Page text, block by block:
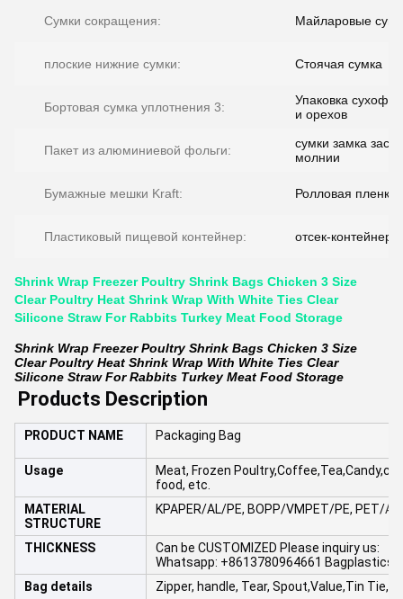
Сумки сокращения: Майларовые
плоские нижние сумки: Стоячая сумка
Бортовая сумка уплотнения 3:
Упаковка
и орехов
Пакет из алюминиевой фольги:
сумки замка
молнии
Бумажные мешки Kraft: Ролловая пленка
Пластиковый пищевой контейнер: отсек-контейнер
Shrink Wrap Freezer Poultry Shrink Bags Chicken 3 Size
Clear Poultry Heat Shrink Wrap With White Ties Clear
Silicone Straw For Rabbits Turkey Meat Food Storage
Shrink Wrap Freezer Poultry Shrink Bags Chicken 3 Size
Clear Poultry Heat Shrink Wrap With White Ties Clear
Silicone Straw For Rabbits Turkey Meat Food Storage
Products Description
PRODUCT NAME Packaging Bag
Usage
Meat, Frozen
food, etc.
MATERIAL
STRUCTURE
KPAPER/AL/PE, BOPP/VMPET/PE, PET/AL
THICKNESS
Can be CUSTOMIZED Please inquiry us:
Whatsapp: +8613780964661
Bag details
Zipper, handle, Tear, Spout,Value,Tin